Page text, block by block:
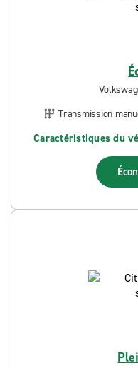
Transmission
Caractéristiques du